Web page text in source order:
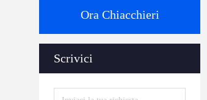
Ora Chiacchieri
Scrivici